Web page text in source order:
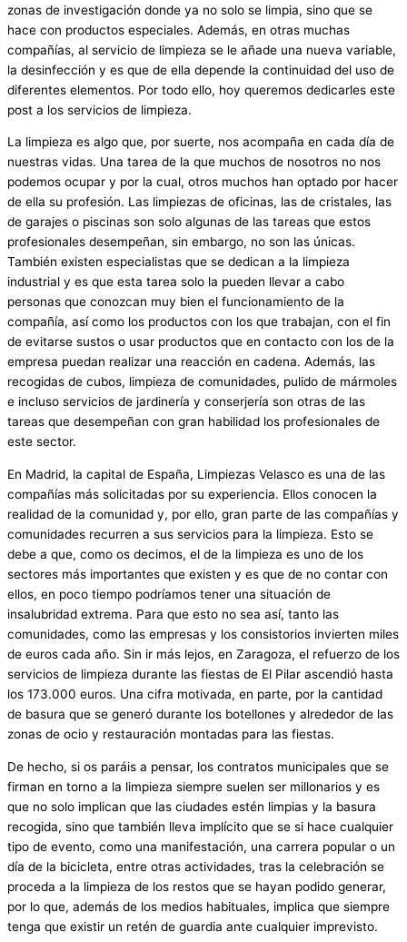
zonas de investigación donde ya no solo se limpia, sino que se
hace con productos especiales. Además, en otras muchas
compañías, al servicio de limpieza se le añade una nueva variable,
la desinfección y es que de ella depende la continuidad del uso de
diferentes elementos. Por todo ello, hoy queremos dedicarles este
post a los servicios de limpieza.
La limpieza es algo que, por suerte, nos acompaña en cada día de
nuestras vidas. Una tarea de la que muchos de nosotros no nos
podemos ocupar y por la cual, otros muchos han optado por hacer
de ella su profesión. Las limpiezas de oficinas, las de cristales, las
de garajes o piscinas son solo algunas de las tareas que estos
profesionales desempeñan, sin embargo, no son las únicas.
También existen especialistas que se dedican a la limpieza
industrial y es que esta tarea solo la pueden llevar a cabo
personas que conozcan muy bien el funcionamiento de la
compañía, así como los productos con los que trabajan, con el fin
de evitarse sustos o usar productos que en contacto con los de la
empresa puedan realizar una reacción en cadena. Además, las
recogidas de cubos, limpieza de comunidades, pulido de mármoles
e incluso servicios de jardinería y conserjería son otras de las
tareas que desempeñan con gran habilidad los profesionales de
este sector.
En Madrid, la capital de España, Limpiezas Velasco es una de las
compañías más solicitadas por su experiencia. Ellos conocen la
realidad de la comunidad y, por ello, gran parte de las compañías y
comunidades recurren a sus servicios para la limpieza. Esto se
debe a que, como os decimos, el de la limpieza es uno de los
sectores más importantes que existen y es que de no contar con
ellos, en poco tiempo podríamos tener una situación de
insalubridad extrema. Para que esto no sea así, tanto las
comunidades, como las empresas y los consistorios invierten miles
de euros cada año. Sin ir más lejos, en Zaragoza, el refuerzo de los
servicios de limpieza durante las fiestas de El Pilar ascendió hasta
los 173.000 euros. Una cifra motivada, en parte, por la cantidad
de basura que se generó durante los botellones y alrededor de las
zonas de ocio y restauración montadas para las fiestas.
De hecho, si os paráis a pensar, los contratos municipales que se
firman en torno a la limpieza siempre suelen ser millonarios y es
que no solo implican que las ciudades estén limpias y la basura
recogida, sino que también lleva implícito que se si hace cualquier
tipo de evento, como una manifestación, una carrera popular o un
día de la bicicleta, entre otras actividades, tras la celebración se
proceda a la limpieza de los restos que se hayan podido generar,
por lo que, además de los medios habituales, implica que siempre
tenga que existir un retén de guardia ante cualquier imprevisto.